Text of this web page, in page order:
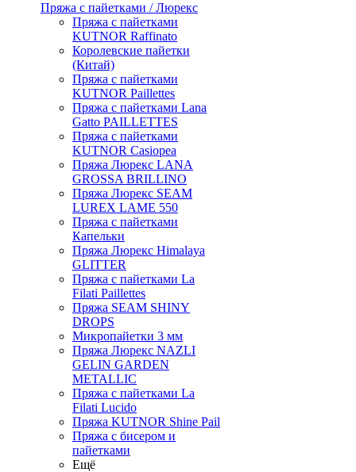
Пряжа с пайетками / Люрекс
Пряжа с пайетками
KUTNOR Raffinato
Королевские пайетки
(Китай)
Пряжа с пайетками
KUTNOR Paillettes
Пряжа с пайетками Lana
Gatto PAILLETTES
Пряжа с пайетками
KUTNOR Casiopea
Пряжа Люрекс LANA
GROSSA BRILLINO
Пряжа Люрекс SEAM
LUREX LAME 550
Пряжа с пайетками
Капельки
Пряжа Люрекс Himalaya
GLITTER
Пряжа с пайетками La
Filati Paillettes
Пряжа SEAM SHINY
DROPS
Микропайетки 3 мм
Пряжа Люрекс NAZLI
GELIN GARDEN
METALLIC
Пряжа с пайетками La
Filati Lucido
Пряжа KUTNOR Shine Pail
Пряжа с бисером и
пайетками
Ещё